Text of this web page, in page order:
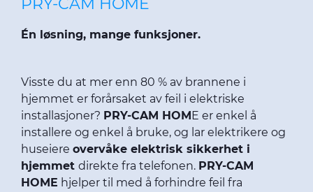
PRY-CAM HOME
Én løsning, mange funksjoner.
Visste du at mer enn 80 % av brannene i
hjemmet er forårsaket av feil i elektriske
installasjoner? PRY-CAM HOM E er enkel å
installere og enkel å bruke, og lar elektrikere og
huseiere overvåke elektrisk sikkerhet i
hjemmet direkte fra telefonen. PRY-CAM
HOME hjelper til med å forhindre feil fra